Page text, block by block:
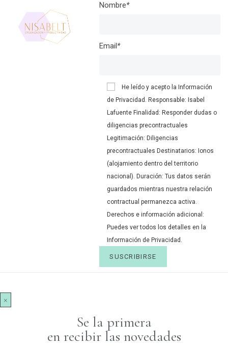
Nombre*
Email*
He leído y acepto la Información
de Privacidad. Responsable: Isabel
Lafuente Finalidad: Responder dudas o
diligencias precontractuales
Legitimación: Diligencias
precontractuales Destinatarios: Ionos
(alojamiento dentro del territorio
nacional). Duración: Tus datos serán
guardados mientras nuestra relación
contractual permanezca activa.
Derechos e información adicional:
Puedes ver todos los detalles en la
Información de Privacidad.
×
Se la primera
en recibir las novedades